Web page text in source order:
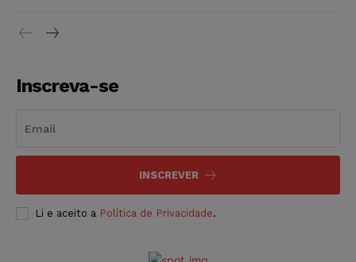
Inscreva-se
INSCREVER
Li e aceito a Política de Privacidade.